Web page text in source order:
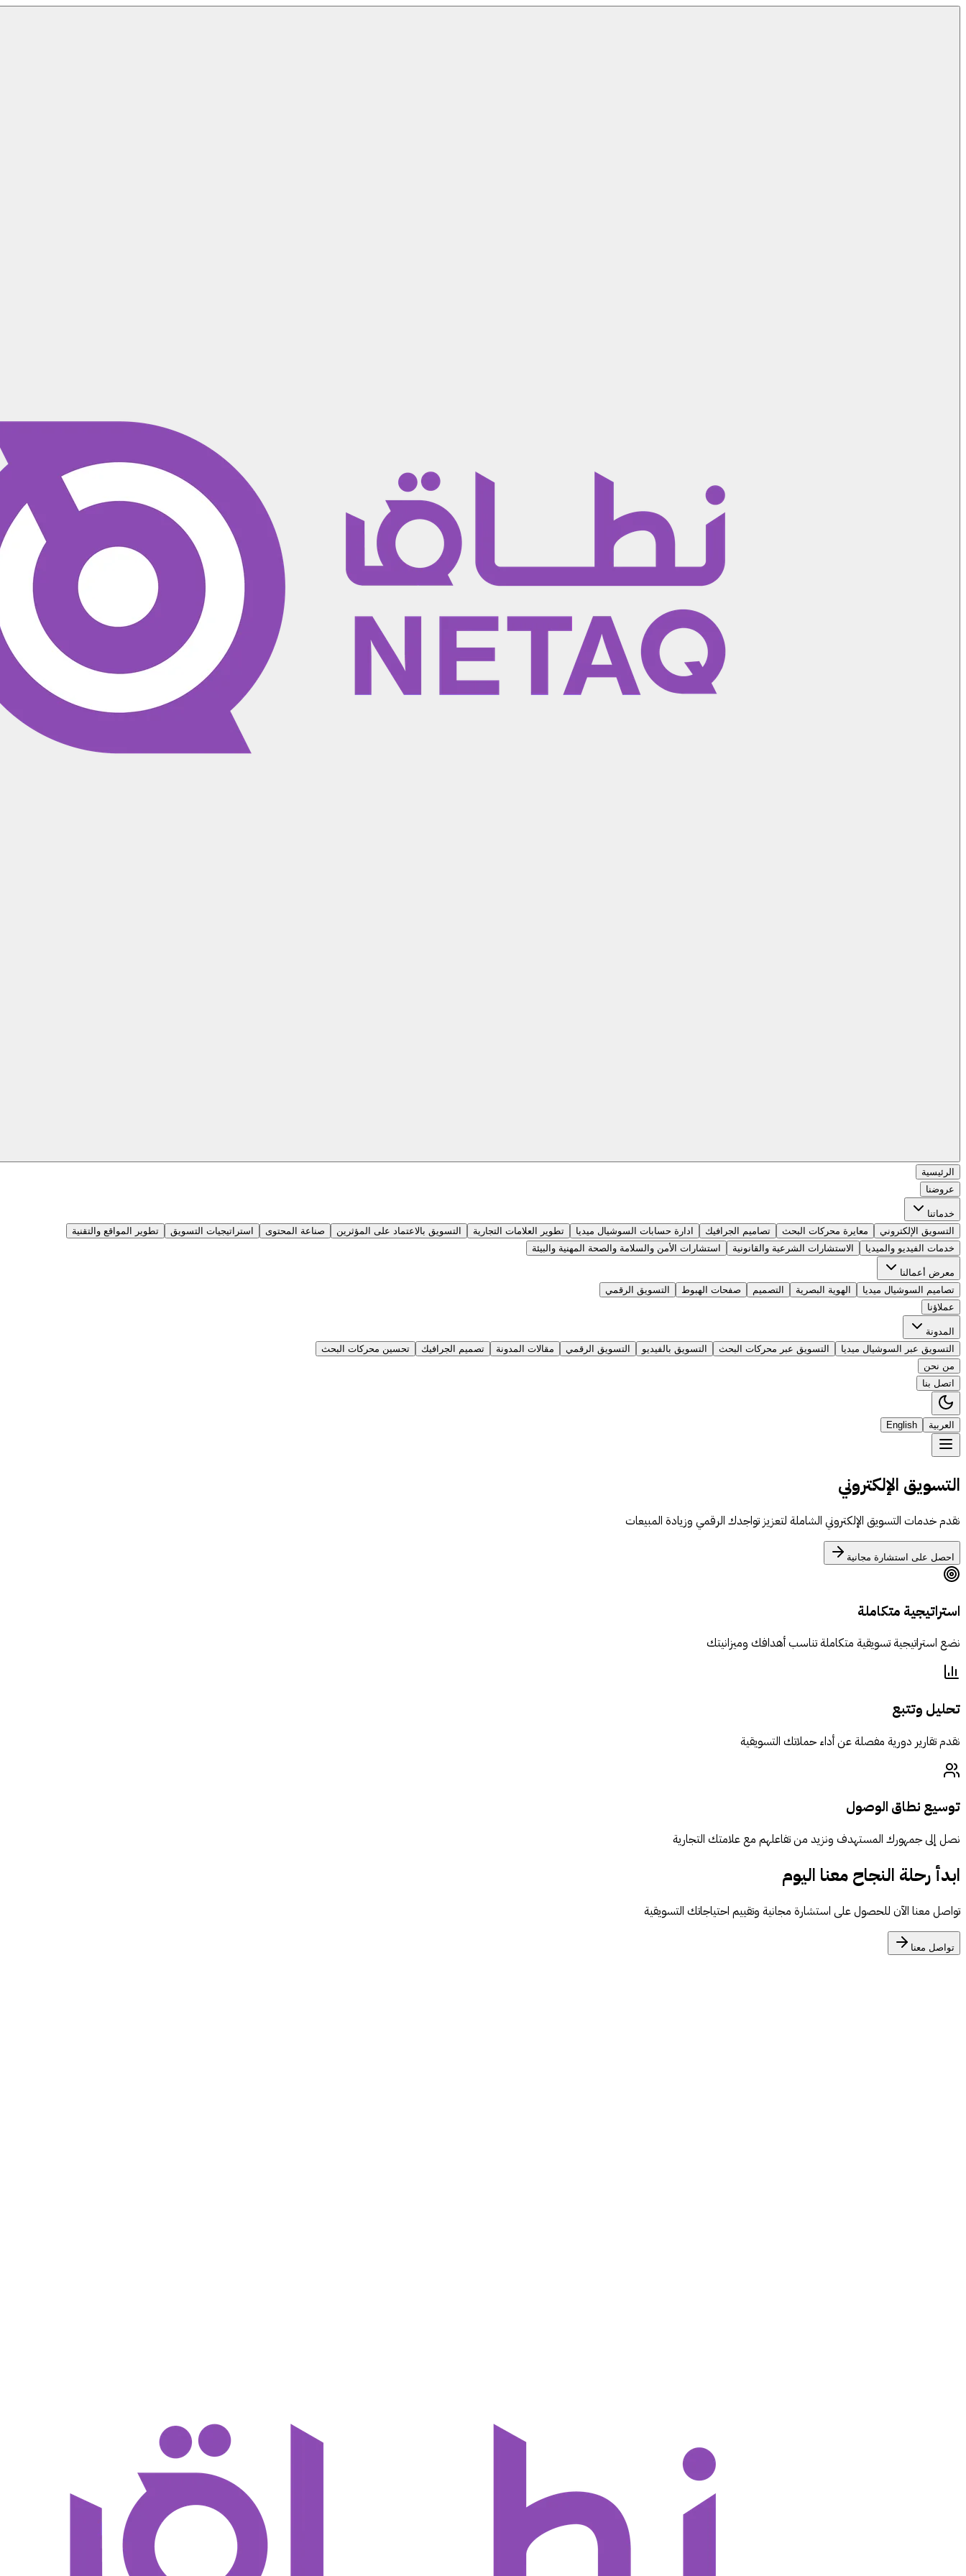
الرئيسية
عروضنا
خدماتنا
التسويق الإلكتروني
معايرة محركات البحث تصاميم الجرافيك ادارة حسابات السوشيال ميديا تطوير العلامات التجارية التسويق بالاعتماد على المؤثرين صناعة المحتوى استراتيجيات التسويق
تطوير المواقع والتقنية
خدمات الفيديو والميديا
الاستشارات الشرعية والقانونية استشارات الأمن والسلامة والصحة المهنية والبيئة
معرض أعمالنا
تصاميم السوشيال ميديا
الهوية البصرية التصميم صفحات الهبوط
التسويق الرقمي
عملاؤنا
المدونة
التسويق عبر السوشيال ميديا
التسويق عبر محركات البحث التسويق بالفيديو التسويق الرقمي مقالات المدونة تصميم الجرافيك
تحسين محركات البحث
من نحن
اتصل بنا
العربية English
التسويق الإلكتروني
نقدم خدمات التسويق الإلكتروني الشاملة لتعزيز تواجدك الرقمي وزيادة المبيعات
احصل على استشارة مجانية
استراتيجية متكاملة
نضع استراتيجية تسويقية متكاملة تناسب أهدافك وميزانيتك
تحليل وتتبع
نقدم تقارير دورية مفصلة عن أداء حملاتك التسويقية
توسيع نطاق الوصول
نصل إلى جمهورك المستهدف ونزيد من تفاعلهم مع علامتك التجارية
ابدأ رحلة النجاح معنا اليوم
تواصل معنا الآن للحصول على استشارة مجانية وتقييم احتياجاتك التسويقية
تواصل معنا